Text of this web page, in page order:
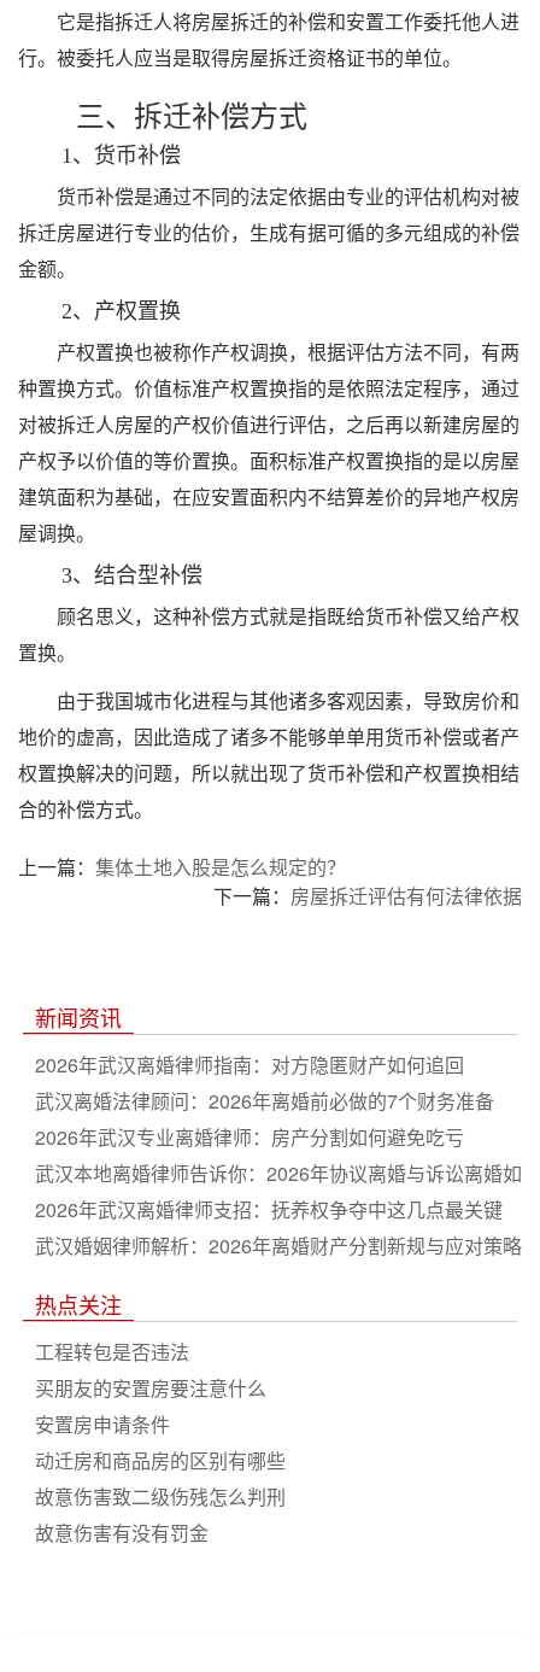
它是指拆迁人将房屋拆迁的补偿和安置工作委托他人进
行。被委托人应当是取得房屋拆迁资格证书的单位。
三、拆迁补偿方式
1、货币补偿
货币补偿是通过不同的法定依据由专业的评估机构对被
拆迁房屋进行专业的估价，生成有据可循的多元组成的补偿
金额。
2、产权置换
产权置换也被称作产权调换，根据评估方法不同，有两
种置换方式。价值标准产权置换指的是依照法定程序，通过
对被拆迁人房屋的产权价值进行评估，之后再以新建房屋的
产权予以价值的等价置换。面积标准产权置换指的是以房屋
建筑面积为基础，在应安置面积内不结算差价的异地产权房
屋调换。
3、结合型补偿
顾名思义，这种补偿方式就是指既给货币补偿又给产权
置换。
由于我国城市化进程与其他诸多客观因素，导致房价和
地价的虚高，因此造成了诸多不能够单单用货币补偿或者产
权置换解决的问题，所以就出现了货币补偿和产权置换相结
合的补偿方式。
上一篇： 集体土地入股是怎么规定的？
房屋拆迁评估有何法律依据
下一篇：
新闻资讯
2026年武汉离婚律师指南：对方隐匿财产如何追回
武汉离婚法律顾问：2026年离婚前必做的7个财务准备
2026年武汉专业离婚律师：房产分割如何避免吃亏
武汉本地离婚律师告诉你：2026年协议离婚与诉讼离婚如
何选
2026年武汉离婚律师支招：抚养权争夺中这几点最关键
武汉婚姻律师解析：2026年离婚财产分割新规与应对策略
热点关注
工程转包是否违法
买朋友的安置房要注意什么
安置房申请条件
动迁房和商品房的区别有哪些
故意伤害致二级伤残怎么判刑
故意伤害有没有罚金